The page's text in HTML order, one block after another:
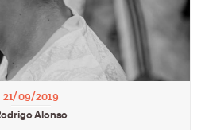
21/09/2019
Alonso